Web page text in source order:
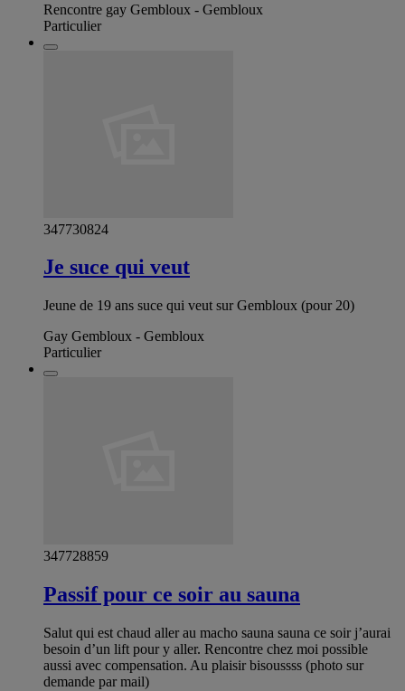
Rencontre gay Gembloux - Gembloux
Particulier
347730824
Je suce qui veut
Jeune de 19 ans suce qui veut sur Gembloux (pour 20)
Gay Gembloux - Gembloux
Particulier
347728859
Passif pour ce soir au sauna
Salut qui est chaud aller au macho sauna sauna ce soir j’aurai
besoin d’un lift pour y aller. Rencontre chez moi possible
aussi avec compensation. Au plaisir bisoussss (photo sur
demande par mail)